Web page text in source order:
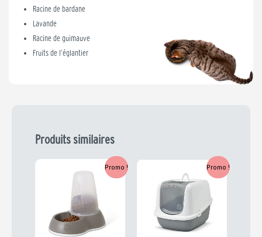
Racine de bardane
Lavande
Racine de guimauve
Fruits de l’églantier
Produits similaires
Promo !
4,79 €.
Promo !
initial
était :
34,99 €.
actuel
27,99 €.